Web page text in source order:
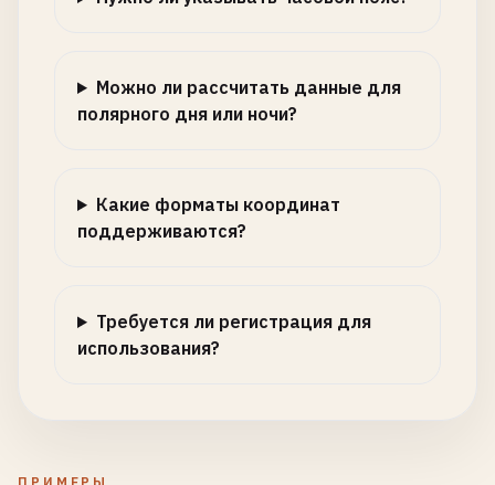
Можно ли рассчитать данные для
полярного дня или ночи?
Какие форматы координат
поддерживаются?
Требуется ли регистрация для
использования?